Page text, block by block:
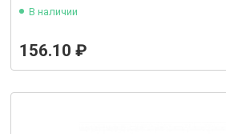
В наличии
156.10 ₽